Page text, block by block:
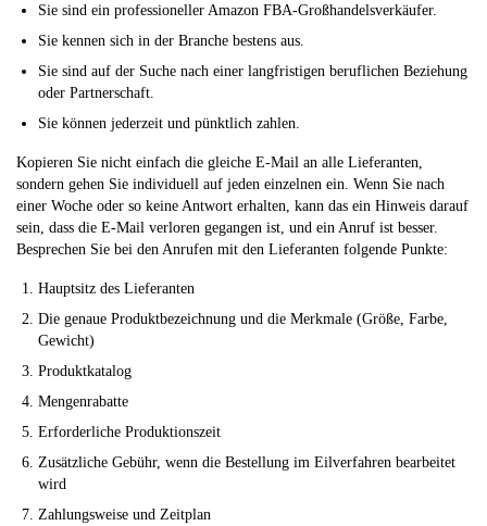
Sie sind ein professioneller Amazon FBA-Großhandelsverkäufer.
Sie kennen sich in der Branche bestens aus.
Sie sind auf der Suche nach einer langfristigen beruflichen Beziehung
oder Partnerschaft.
Sie können jederzeit und pünktlich zahlen.
Kopieren Sie nicht einfach die gleiche E-Mail an alle Lieferanten,
sondern gehen Sie individuell auf jeden einzelnen ein. Wenn Sie nach
einer Woche oder so keine Antwort erhalten, kann das ein Hinweis darauf
sein, dass die E-Mail verloren gegangen ist, und ein Anruf ist besser.
Besprechen Sie bei den Anrufen mit den Lieferanten folgende Punkte:
Hauptsitz des Lieferanten
Die genaue Produktbezeichnung und die Merkmale (Größe, Farbe,
Gewicht)
Produktkatalog
Mengenrabatte
Erforderliche Produktionszeit
Zusätzliche Gebühr, wenn die Bestellung im Eilverfahren bearbeitet
wird
Zahlungsweise und Zeitplan